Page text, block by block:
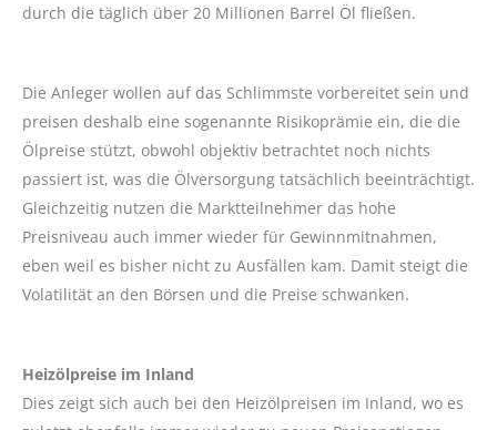
durch die täglich über 20 Millionen Barrel Öl fließen.
Die Anleger wollen auf das Schlimmste vorbereitet sein und
preisen deshalb eine sogenannte Risikoprämie ein, die die
Ölpreise stützt, obwohl objektiv betrachtet noch nichts
passiert ist, was die Ölversorgung tatsächlich beeinträchtigt.
Gleichzeitig nutzen die Marktteilnehmer das hohe
Preisniveau auch immer wieder für Gewinnmitnahmen,
eben weil es bisher nicht zu Ausfällen kam. Damit steigt die
Volatilität an den Börsen und die Preise schwanken.
Heizölpreise im Inland
Dies zeigt sich auch bei den Heizölpreisen im Inland, wo es